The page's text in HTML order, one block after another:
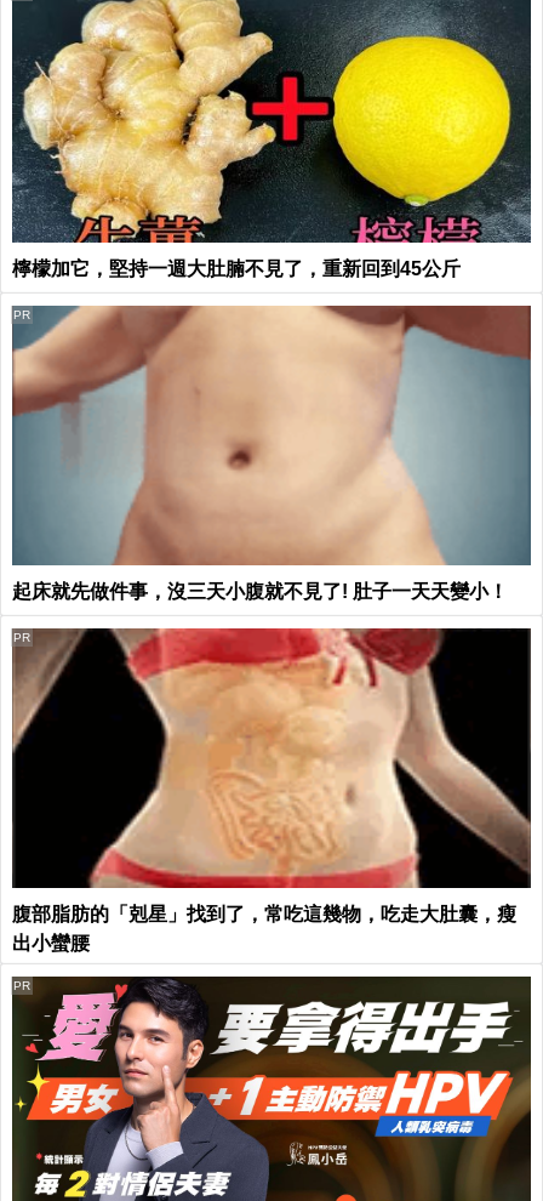
檸檬加它，堅持一週大肚腩不見了，重新回到45公斤
起床就先做件事，沒三天小腹就不見了! 肚子一天天變小！
PR
腹部脂肪的「剋星」找到了，常吃這幾物，吃走大肚囊，瘦
出小蠻腰
PR
PR